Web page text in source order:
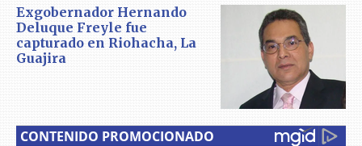
Exgobernador Hernando
Deluque Freyle fue
capturado en Riohacha, La
Guajira